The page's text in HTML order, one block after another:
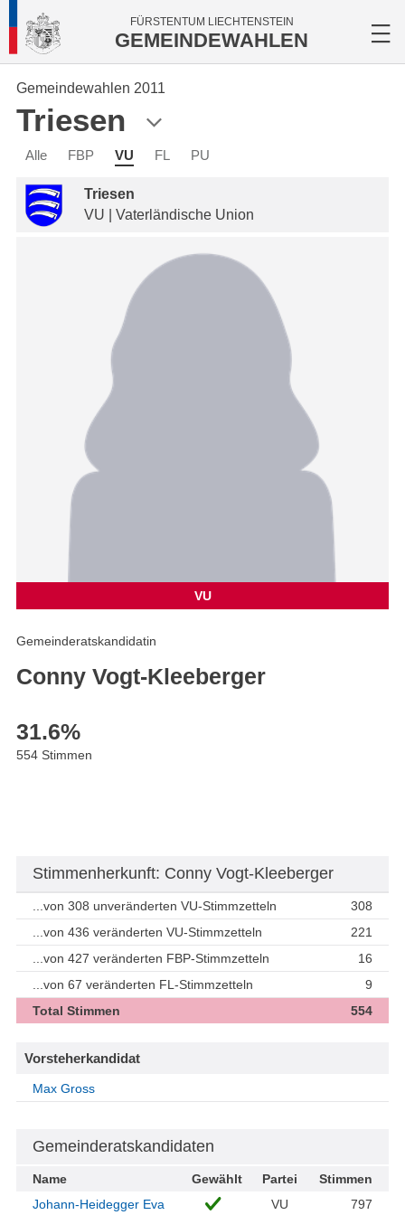
FÜRSTENTUM LIECHTENSTEIN
GEMEINDEWAHLEN
Gemeindewahlen 2011
Triesen
Alle FBP VU FL PU
Triesen
VU | Vaterländische Union
VU
Gemeinderatskandidatin
Conny Vogt-Kleeberger
31.6%
554 Stimmen
Stimmenherkunft: Conny Vogt-Kleeberger
...von 308 unveränderten VU-Stimmzetteln
308
...von 436 veränderten VU-Stimmzetteln
221
...von 427 veränderten FBP-Stimmzetteln
16
...von 67 veränderten FL-Stimmzetteln
9
Total Stimmen
554
Vorsteherkandidat
Max Gross
Gemeinderatskandidaten
Name Gewählt Partei
Stimmen
Johann-Heidegger Eva
VU 797